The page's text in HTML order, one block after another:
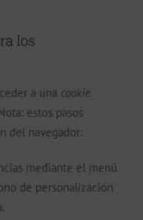
los
a una cookie
estos pasos
del navegador:
mediante el menú
de personalización